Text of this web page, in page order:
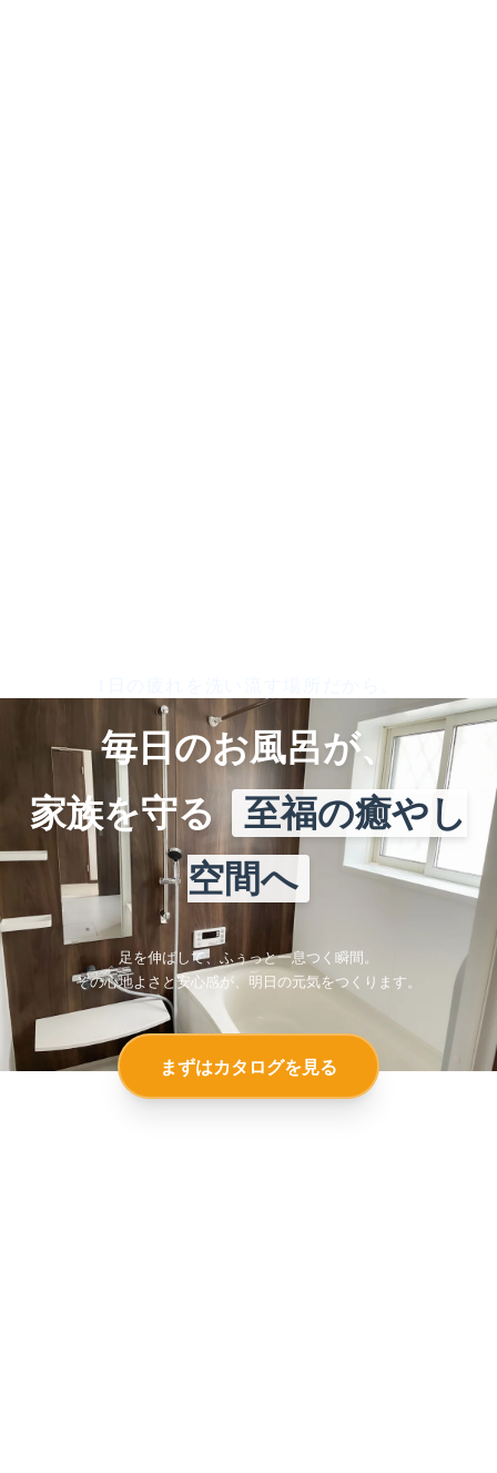
毎日のお風呂が、
家族を守る
至福の癒やし
空間へ
足を伸ばして、ふぅっと一息つく瞬間。
その心地よさと安心感が、明日の元気をつくります。
まずはカタログを見る